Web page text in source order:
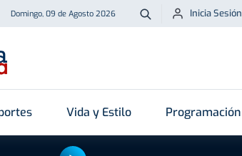
Domingo, 09 de Agosto 2026 Buscar
Inicia Sesión
Vida y Estilo Programación